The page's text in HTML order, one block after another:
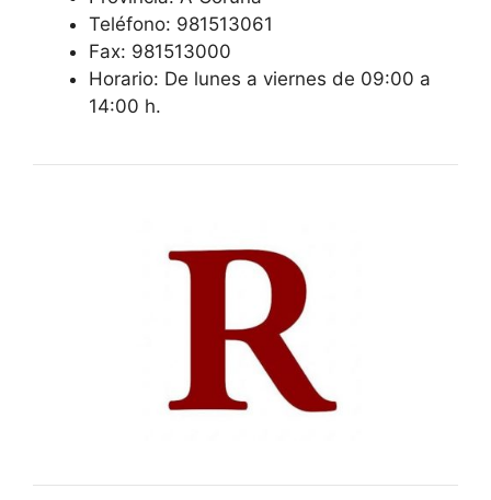
Teléfono: 981513061
Fax: 981513000
Horario: De lunes a viernes de 09:00 a
14:00 h.